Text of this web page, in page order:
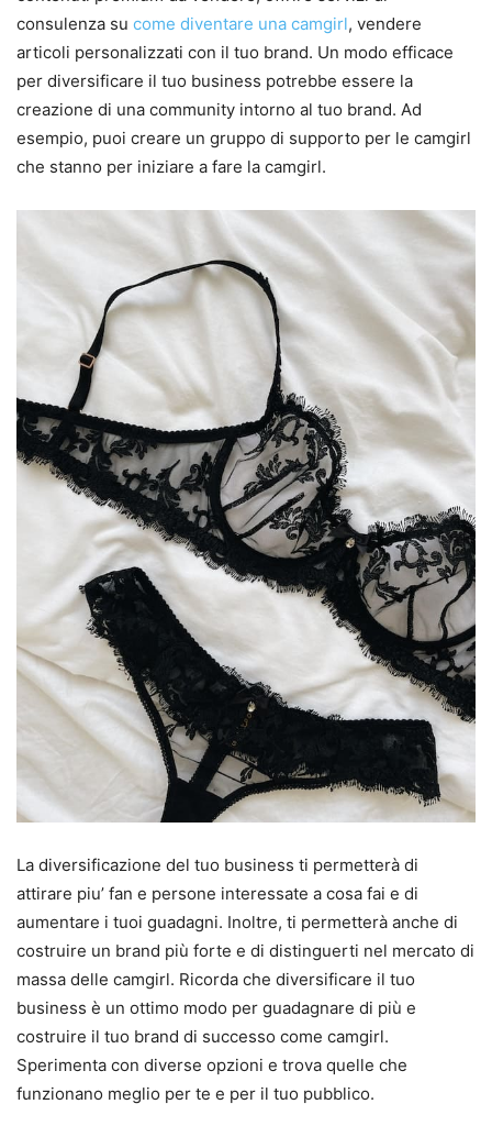
consulenza su come diventare una camgirl, vendere
articoli personalizzati con il tuo brand. Un modo efficace
per diversificare il tuo business potrebbe essere la
creazione di una community intorno al tuo brand. Ad
esempio, puoi creare un gruppo di supporto per le camgirl
che stanno per iniziare a fare la camgirl.
La diversificazione del tuo business ti permetterà di
attirare piu’ fan e persone interessate a cosa fai e di
aumentare i tuoi guadagni. Inoltre, ti permetterà anche di
costruire un brand più forte e di distinguerti nel mercato di
massa delle camgirl. Ricorda che diversificare il tuo
business è un ottimo modo per guadagnare di più e
costruire il tuo brand di successo come camgirl.
Sperimenta con diverse opzioni e trova quelle che
funzionano meglio per te e per il tuo pubblico.